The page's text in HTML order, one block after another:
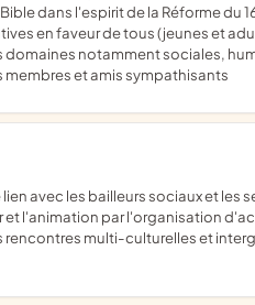
dans l'espirit de la Réforme du
en faveur de tous (jeunes et
notamment sociales,
et amis sympathisants
l'animation par l'organisation
rencontres multi-culturelles et